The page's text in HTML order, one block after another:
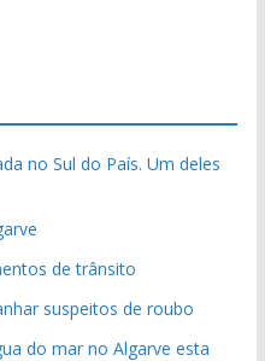
no Sul do País. Um deles
de trânsito
suspeitos de roubo
do mar no Algarve esta